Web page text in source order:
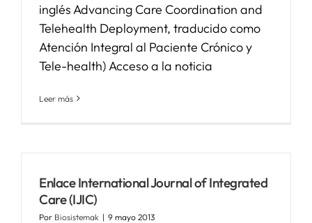
NOTICIAS
inglés Advancing Care Coordination and
Telehealth Deployment, traducido como
Atención Integral al Paciente Crónico y
Tele-health) Acceso a la noticia
Leer más
Enlace International Journal of Integrated
Care (IJIC)
Por Biosistemak | 9 mayo 2013